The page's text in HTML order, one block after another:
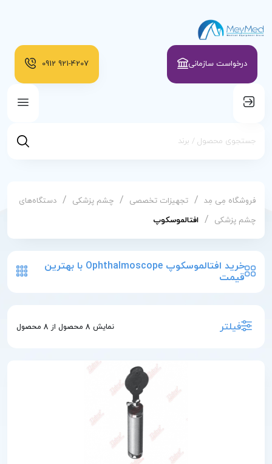
درخواست سازمانی 921-4207
0912
فروشگاه مِی مِد / تجهیزات تخصصی / چشم پزشکی / دستگاه‌های
چشم پزشکی
/ افتالموسکوپ
خرید افتالموسکوپ Ophthalmoscope با بهترین
قیمت
فیلتر نمایش 8 محصول از 8 محصول